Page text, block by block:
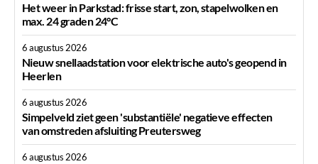
Het weer in Parkstad: frisse start, zon, stapelwolken en
max. 24 graden 24°C
6 augustus 2026
Nieuw snellaadstation voor elektrische auto's geopend in
Heerlen
6 augustus 2026
Simpelveld ziet geen 'substantiële' negatieve effecten
van omstreden afsluiting Preutersweg
6 augustus 2026